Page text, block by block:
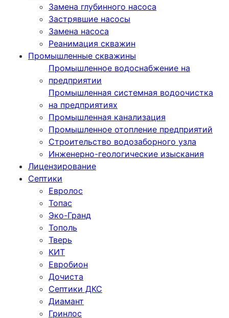
Замена глубинного насоса
Застрявшие насосы
Замена насоса
Реанимация скважин
Промышленные скважины
Промышленное водоснабжение на
предприятии
Промышленная системная водоочистка
на предприятиях
Промышленная канализация
Промышленное отопление предприятий
Cтроительство водозаборного узла
Инженерно-геологические изыскания
Лицензирование
Септики
Евролос
Топас
Эко-Гранд
Тополь
Тверь
КИТ
Евробион
Дочиста
Септики ДКС
Диамант
Гринлос